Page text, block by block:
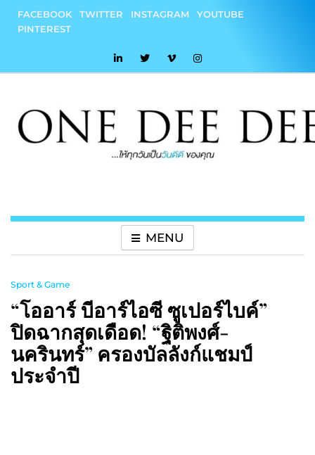
content
FACEBOOK TWITTER INSTAGRAM
YOUTUBE
PINTEREST
MENU
Sport & Game
“โออาร์ บีอาร์ไอซี ซูเปอร์ไบค์”
ปิดฉากสุดเดือด! “ฐิติพงศ์-
นครินทร์” ครองบัลลังก์แชมป์
ประจำปี